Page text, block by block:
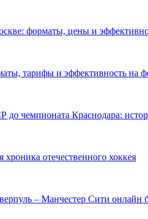
форматы, цены и
тарифы и эффективность на
чемпионата Краснодара:
отечественного хоккея
– Манчестер Сити онлайн